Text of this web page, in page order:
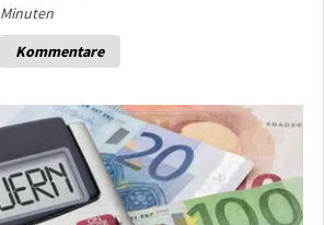
Minuten
Kommentare